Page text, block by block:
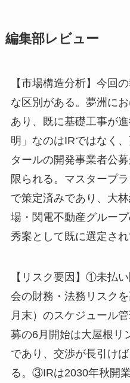
編集部レビュー
【市場構造分析】今回
な区別がある。夢洲に
あり、既に基礎工事が
明」なのはIRではなく
タールの開発事業者公
限られる。マスタープ
で策定済みであり、大
場・関電不動産グルー
秀案として既に選定され
【リスク要因】 ①未払
会の財務・法務リスク
月末）のスケジュール
募の6月開始は大屋根リ
であり、交渉が長引け
る。 ③IRは2030年秋開